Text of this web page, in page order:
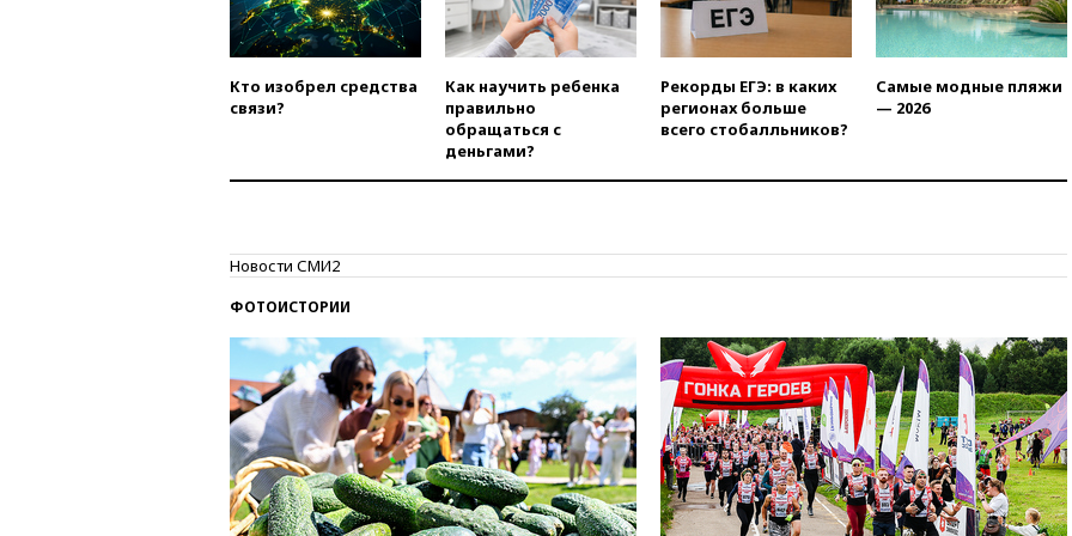
пострадали при ударе ВСУ по
автобусу в Запорожской
вчера, 17:25В аэропортах
Сочи и Геленджика сняты
вчера, 17:17Власти РФ
вчера, 16:55Экс-директору
вчера, 16:46ЦБ:
международные резервы
России снизились
вчера, 16:35 На
восстановление Херсонской
области направят 6,8 млрд
рублей
Кто изобрел средства
связи?
Как научить ребенка
правильно
обращаться с
деньгами?
Рекорды ЕГЭ: в каких
регионах больше
всего стобалльников?
Самые модные пляжи
— 2026
Новости СМИ2
ФОТОИСТОРИИ